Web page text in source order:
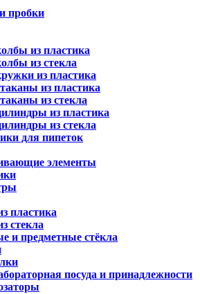
пробки
из пластика
из стекла
из пластика
из пластика
из стекла
из пластика
из стекла
для пипеток
элементы
пластика
стекла
и предметные стёкла
посуда и принадлежности